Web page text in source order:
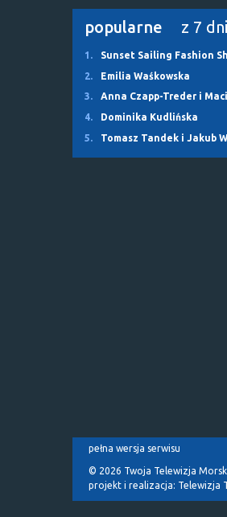
popularne z 7 dni
1. Sunset Sailing Fashion
2.
Emilia Waśkowska
3.
Anna Czapp-Treder i
4.
Dominika Kudlińska
5.
Tomasz Tandek i Jakub
pełna wersja serwisu
© 2026 Twoja Telewizja
projekt i realizacja: Telewizja